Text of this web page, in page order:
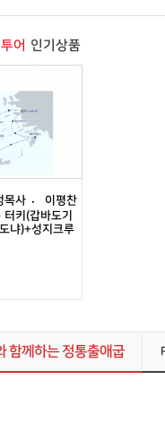
어 인기상품
목사 〮 이평찬
키(갑바도기
냐)+성지크루
함께하는 정통출애굽